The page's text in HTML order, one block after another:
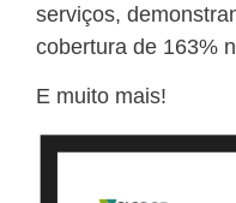
serviços,
cobertura de 163%
E muito mais!